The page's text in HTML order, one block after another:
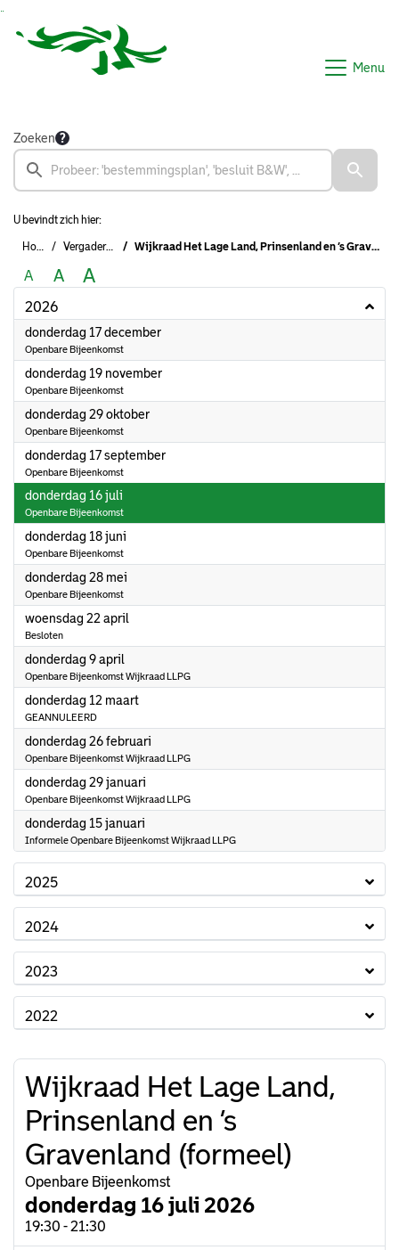
Menu
Zoeken
U bevindt zich hier:
Home Vergaderingen Wijkraad Het Lage Land, Prinsenland en ’s Gravenland (formeel)
A A A
2026
donderdag 17 december2026
Openbare Bijeenkomst
donderdag 19 november2026
Openbare Bijeenkomst
donderdag 29 oktober2026
Openbare Bijeenkomst
donderdag 17 september2026
Openbare Bijeenkomst
donderdag 16 juli
Openbare Bijeenkomst
donderdag 18 juni
Openbare Bijeenkomst
donderdag 28 mei
Openbare Bijeenkomst
woensdag 22 april
Besloten
donderdag 9 april
Openbare Bijeenkomst Wijkraad LLPG
donderdag 12 maart2026
GEANNULEERD
donderdag 26 februari
Openbare Bijeenkomst Wijkraad LLPG
donderdag 29 januari
Openbare Bijeenkomst Wijkraad LLPG
donderdag 15 januari
Informele Openbare Bijeenkomst Wijkraad LLPG
2025
2024
2023
2022
Wijkraad Het Lage Land,
Prinsenland en ’s
Gravenland (formeel)
Openbare Bijeenkomst
donderdag 16 juli 2026
19:30 - 21:30